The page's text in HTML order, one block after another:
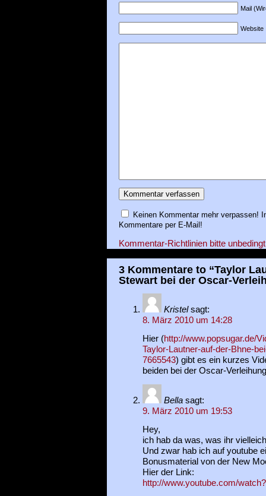
Mail
Website
Keinen Kommentar mehr verpassen!
Kommentare per E-Mail!
Kommentar-Richtlinien bitte
3 Kommentare to “Taylor
Stewart bei der Oscar-
Kristel sagt:
8. März 2010 um 14:28
Hier (http://www.popsugar.de/
Taylor-Lautner-auf-der-Bhne-
7665543) gibt es ein kurzes
beiden bei der Oscar-
Bella sagt:
9. März 2010 um 19:53
Hey,
ich hab da was, was ihr
Und zwar hab ich auf youtube
Bonusmaterial von der New
Hier der Link:
http://www.youtube.com/